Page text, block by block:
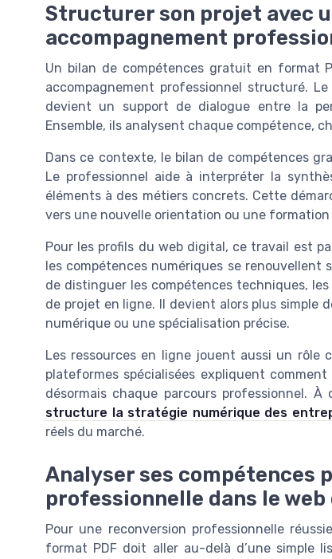
Structurer son projet avec
accompagnement
Un bilan de compétences gratuit en format
accompagnement professionnel structuré.
devient un support de dialogue entre la
Ensemble, ils analysent chaque compétence,
Dans ce contexte, le bilan de compétences
Le professionnel aide à interpréter la
éléments à des métiers concrets. Cette
vers une nouvelle orientation ou une formation
Pour les profils du web digital, ce travail est
les compétences numériques se renouvellent
de distinguer les compétences techniques,
de projet en ligne. Il devient alors plus simple
numérique ou une spécialisation précise.
Les ressources en ligne jouent aussi un rôle
plateformes spécialisées expliquent
désormais chaque parcours professionnel.
structure la stratégie numérique des
réels du marché.
Analyser ses compétences
professionnelle dans le
Pour une reconversion professionnelle
format PDF doit aller au-delà d’une simple